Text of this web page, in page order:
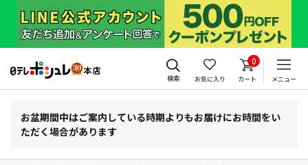
検索 お気に入り
0
カート メニュー
お盆期間中はご案内している時期よりもお届けにお時間をい
ただく場合があります